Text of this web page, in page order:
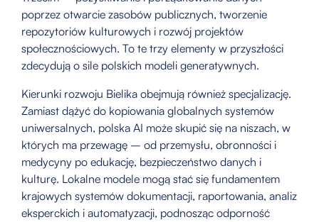
poprzez otwarcie zasobów publicznych, tworzenie
repozytoriów kulturowych i rozwój projektów
społecznościowych. To te trzy elementy w przyszłości
zdecydują o sile polskich modeli generatywnych.
Kierunki rozwoju Bielika obejmują również specjalizację.
Zamiast dążyć do kopiowania globalnych systemów
uniwersalnych, polska AI może skupić się na niszach, w
których ma przewagę – od przemysłu, obronności i
medycyny po edukację, bezpieczeństwo danych i
kulturę. Lokalne modele mogą stać się fundamentem
krajowych systemów dokumentacji, raportowania, analiz
eksperckich i automatyzacji, podnosząc odporność